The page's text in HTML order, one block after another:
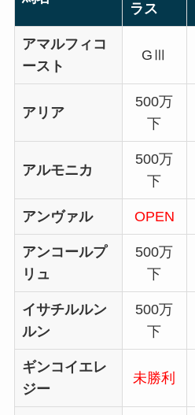
ラス
アマルフィコ
ースト
GⅢ
アリア
500万
下
アルモニカ
500万
下
アンヴァル OPEN
アンコールプ
リュ
500万
下
イサチルルン
ルン
500万
下
ギンコイエレ
ジー
未勝利